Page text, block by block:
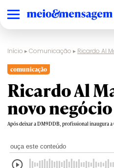
Início ▸Comunicação ▸ Ricardo Al
comunicação
Ricardo Al
novo negócio
Após deixar a DM9DDB, profissional inaugura
ouça este conteúdo